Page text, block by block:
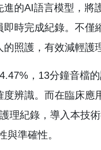
的AI語言模型，將
時完成紀錄。不僅
照護，有效減輕護
，13分鐘音檔
辨識。而在臨床應
理紀錄，導入本技
準確性。